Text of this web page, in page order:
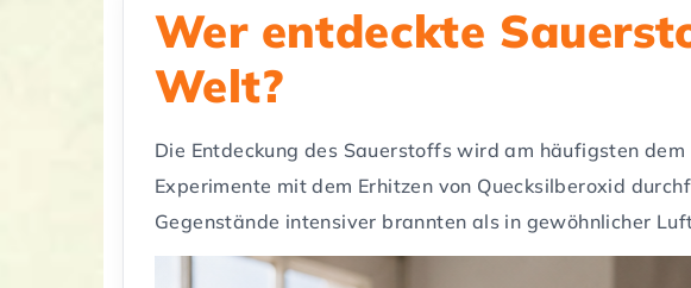
Wer entdeckte
Welt?
Die Entdeckung des Sauerstoffs wird am häufigsten
Experimente mit dem Erhitzen von Quecksilberoxid
Gegenstände intensiver brannten als in gewöhnlicher